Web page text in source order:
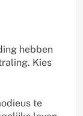
hebben
Kies
te